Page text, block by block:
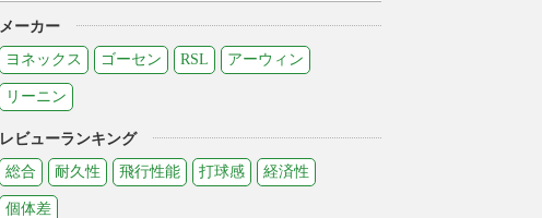
メーカー
ヨネックス
ゴーセン RSL アーウィン
リーニン
レビューランキング
総合
耐久性 飛行性能 打球感 経済性
個体差